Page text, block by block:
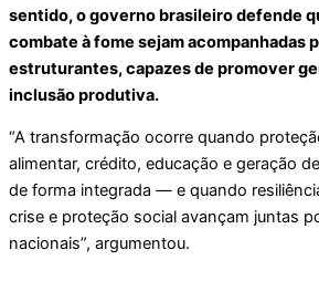
sentido, o governo brasileiro defende
combate à fome sejam acompanhadas
estruturantes, capazes de promover
inclusão produtiva.
“A transformação ocorre quando
alimentar, crédito, educação e geração
de forma integrada — e quando
crise e proteção social avançam juntas
nacionais”, argumentou.